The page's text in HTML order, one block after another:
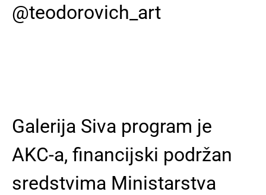
@teodorovich_art
Galerija Siva program je
AKC-a, financijski podržan
sredstvima Ministarstva